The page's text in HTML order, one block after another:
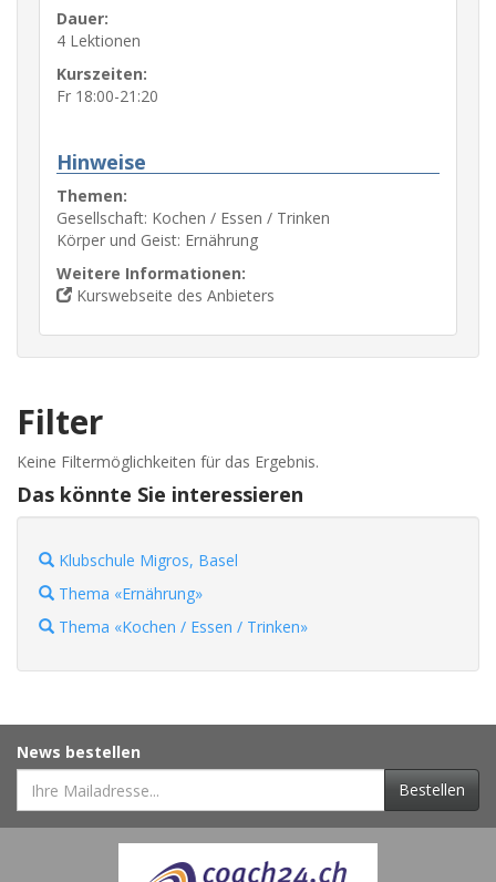
Dauer:
4 Lektionen
Kurszeiten:
Fr 18:00-21:20
Hinweise
Themen:
Gesellschaft: Kochen / Essen / Trinken
Körper und Geist: Ernährung
Weitere Informationen:
Kurswebseite des Anbieters
Filter
Keine Filtermöglichkeiten für das Ergebnis.
Das könnte Sie interessieren
Klubschule Migros, Basel
Thema «Ernährung»
Thema «Kochen / Essen / Trinken»
News bestellen
Bestellen